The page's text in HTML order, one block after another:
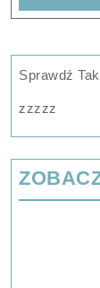
Sprawdź
zzzzz